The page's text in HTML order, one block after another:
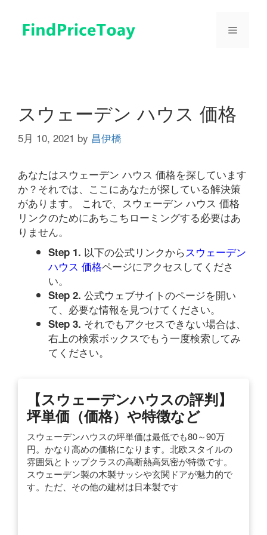
メ
スウェーデン ハウス 価格
5月 10, 2021 by 昌伊橋
あなたはスウェーデン ハウス 価格を探しています
か？それでは、ここにあなたが探している解決策
があります。 これで、スウェーデン ハウス 価格
リンクのためにあちこちローミングする必要はあ
りません。
Step 1. 以下の公式リンクからスウェーデン
ハウス 価格ページにアクセスしてくださ
い。
Step 2. 公式ウェブサイトのページを開い
て、必要な情報を見つけてください。
Step 3. それでもアクセスできない場合は、
右上の検索ボックスでもう一度検索してみ
てください。
【スウェーデンハウスの評判】
坪単価（価格）や特徴など
スウェーデンハウスの坪単価は最低でも80～90万
円。かなり高めの価格になります。北欧スタイルの
雰囲気とトップクラスの高断熱高気密が特徴です。
スウェーデン製の木製サッシや玄関ドアが魅力的で
す。ただ、その他の建材は日本製です